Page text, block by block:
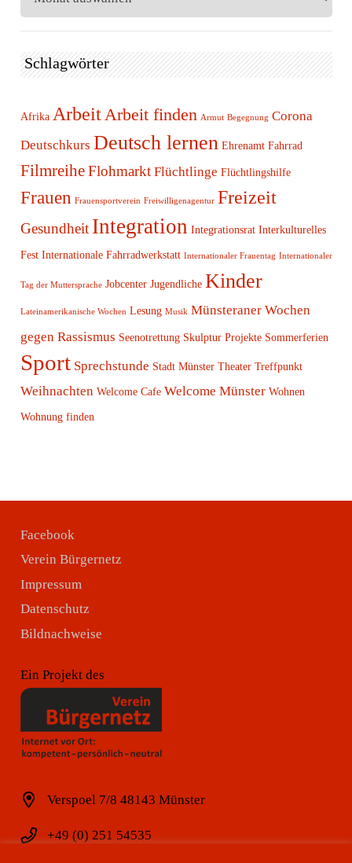
Schlagwörter
Afrika ArbeitArbeit finden Armut Begegnung Corona
Deutschkurs Deutsch lernen Ehrenamt Fahrrad
Filmreihe Flohmarkt Flüchtlinge Flüchtlingshilfe
Frauen Frauensportverein Freiwilligenagentur Freizeit
Gesundheit Integration Integrationsrat Interkulturelles
Fest Internationale Fahrradwerkstatt Internationaler Frauentag Internationaler
Tag der Muttersprache Jobcenter Jugendliche Kinder
Lateinamerikanische Wochen Lesung Musik Münsteraner Wochen
gegen Rassismus Seenotrettung Skulptur Projekte Sommerferien
Sport Sprechstunde Stadt Münster Theater Treffpunkt
Weihnachten Welcome Cafe Welcome Münster Wohnen
Wohnung finden
Facebook
Verein Bürgernetz
Impressum
Datenschutz
Bildnachweise
Ein Projekt des
Verspoel 7/8 48143 Münster
+49 (0) 251 54535